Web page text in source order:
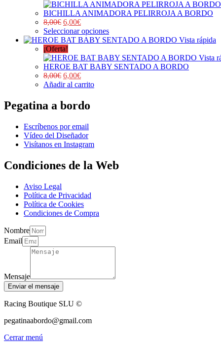
BICHILLA ANIMADORA PELIRROJA A BORDO
8,00€ 6,00€
Seleccionar opciones
Vista rápida
¡Oferta!
Vista
HEROE BAT BABY SENTADO A BORDO
8,00€ 6,00€
Añadir al carrito
Pegatina a bordo
Escríbenos por email
Vídeo del Diseñador
Visítanos en Instagram
Condiciones de la Web
Aviso Legal
Política de Privacidad
Política de Cookies
Condiciones de Compra
Nombre
Email
Mensaje
Enviar el mensaje
Racing Boutique SLU ©
pegatinaabordo@gmail.com
Cerrar menú